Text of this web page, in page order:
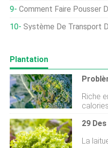
Comment Faire Pousser
Système De Transport
Plantation
Riche
récolte
de
La